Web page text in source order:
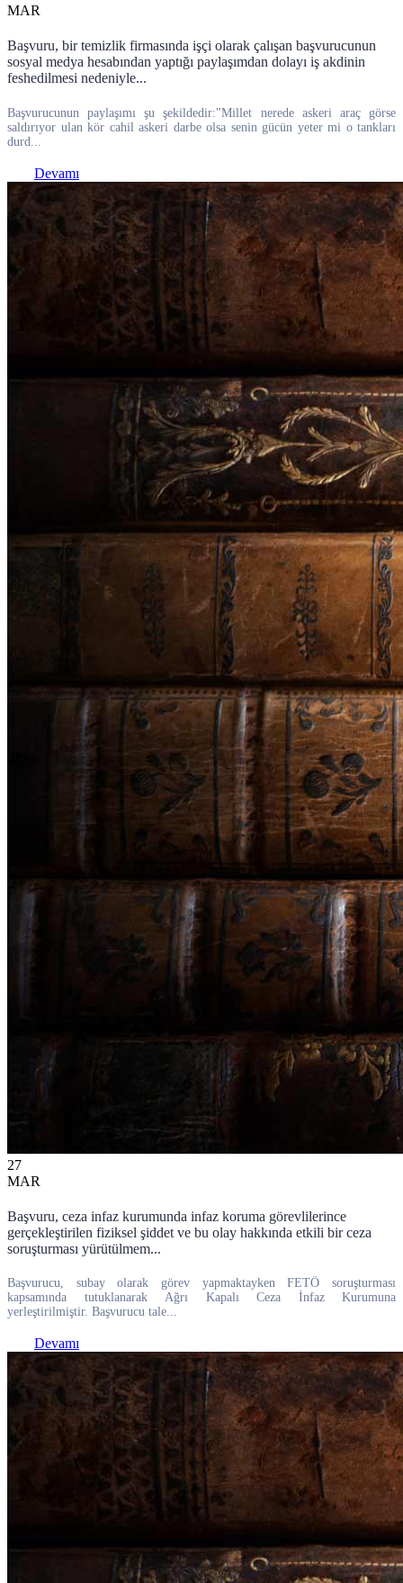
MAR
Başvuru, bir temizlik firmasında işçi olarak çalışan başvurucunun
sosyal medya hesabından yaptığı paylaşımdan dolayı iş akdinin
feshedilmesi nedeniyle...
Başvurucunun paylaşımı şu şekildedir:"Millet nerede askeri araç görse
saldırıyor ulan kör cahil askeri darbe olsa senin gücün yeter mi o tankları
durd...
Devamı
27
MAR
Başvuru, ceza infaz kurumunda infaz koruma görevlilerince
gerçekleştirilen fiziksel şiddet ve bu olay hakkında etkili bir ceza
soruşturması yürütülmem...
Başvurucu, subay olarak görev yapmaktayken FETÖ soruşturması
kapsamında tutuklanarak Ağrı Kapalı Ceza İnfaz Kurumuna
yerleştirilmiştir. Başvurucu tale...
Devamı